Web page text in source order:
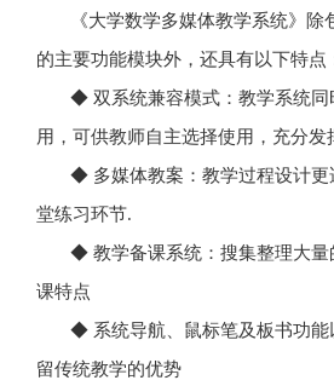
《大学数学多媒体教学系统》除
的主要功能模块外，还具有以下特点
◆ 双系统兼容模式：教学系统同
用，可供教师自主选择使用，充分发
◆ 多媒体教案：教学过程设计更
堂练习环节.
◆ 教学备课系统：搜集整理大量
课特点
◆ 系统导航、鼠标笔及板书功能
留传统教学的优势